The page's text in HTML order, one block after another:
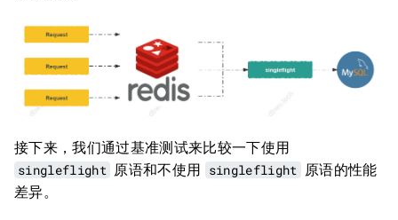
接下来，我们通过基准测试来比较一下使用
singleflight 原语和不使用 singleflight 原语的性能
差异。